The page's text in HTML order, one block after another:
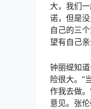
大，我们
诺，但是
自己的三
望有自己亲
钟丽缇知
险很大。”
作我去做
意见。张